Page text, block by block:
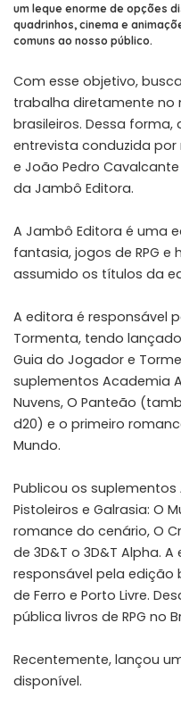
um leque enorme de opções
quadrinhos, cinema e
comuns ao nosso público.
Com esse objetivo,
trabalha diretamente no
brasileiros. Dessa
entrevista conduzida por
e João Pedro Cavalcante
da Jambô Editora.
A Jambô Editora é uma
fantasia, jogos de RPG
assumido os títulos da
A editora é responsável
Tormenta, tendo
Guia do Jogador e
suplementos Academia
Nuvens, O Panteão
d20) e o primeiro
Mundo.
Publicou os
Pistoleiros e Galrasia: O
romance do cenário, O
de 3D&T o 3D&T Alpha. A
responsável pela edição
de Ferro e Porto Livre.
pública livros de RPG no
Recentemente, lançou
disponível.